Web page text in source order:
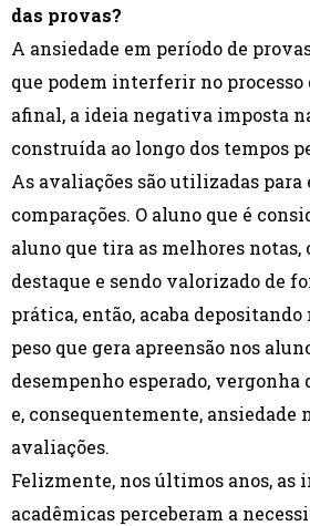
das provas?
A ansiedade em período de
que podem interferir no processo
afinal, a ideia negativa imposta
construída ao longo dos tempos
As avaliações são utilizadas para
comparações. O aluno que é
aluno que tira as melhores notas,
destaque e sendo valorizado de
prática, então, acaba
peso que gera apreensão nos
desempenho esperado, vergonha
e, consequentemente, ansiedade
avaliações.
Felizmente, nos últimos anos, as
acadêmicas perceberam a